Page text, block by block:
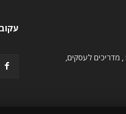
, מדריכים לעסקים,